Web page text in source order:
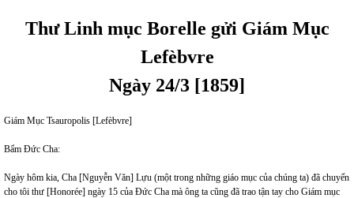
Thư Linh mục Borelle gửi Giám Mục
Lefèbvre
Ngày 24/3 [1859]
Giám Mục Tsauropolis [Lefèbvre]
Bẩm Đức Cha:
Ngày hôm kia, Cha [Nguyễn Văn] Lựu (một trong những giáo mục của chúng ta) đã chuyển
cho tôi thư [Honorée] ngày 15 của Đức Cha mà ông ta cũng đã trao tận tay cho Giám mục